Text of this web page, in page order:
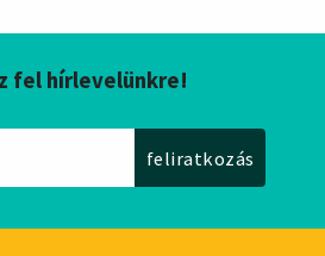
fel hírlevelünkre!